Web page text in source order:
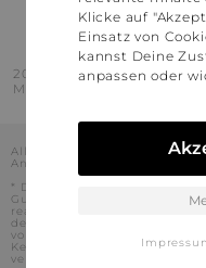
2016 - 2026 © Stylaholic.
Made for you with love in
Alle Preise inkl. der jeweils
Angaben ohne Gewähr.
* Die angezeigten Preise
Gutschein-Codes auf den
realisiert werden können.
der Gutschein-Codes durch
vorkommen, dass die
Kenntnisstand bei dem
verwendet werden können.
Klicke auf
Einsatz von
kannst Deine
anpassen oder